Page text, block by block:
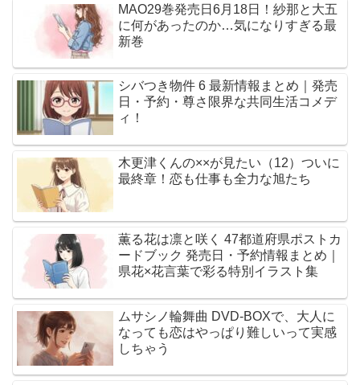
MAO29巻発売日6月18日！紗那と大五
に何があったのか…気になりすぎる最
新巻
シバつき物件 6 最新情報まとめ｜発売
日・予約・尊さ限界な共同生活コメデ
ィ！
木更津くんの××が見たい（12）ついに
最終章！恋も仕事も全力な旭たち
薫る花は凛と咲く 47都道府県ポストカ
ードブック 発売日・予約情報まとめ｜
県花×花言葉で彩る特別イラスト集
ムサシノ輪舞曲 DVD-BOXで、大人に
なっても恋はやっぱり難しいって実感
しちゃう